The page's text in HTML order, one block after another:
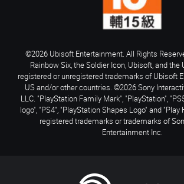
©2026 Ubisoft Entertainment. All Rights
Rainbow Six, the Soldier Icon, Ubisoft, and the
registered or unregistered trademarks of Ubisoft
US and/or other countries. ©2026 Sony
LLC. "PlayStation Family Mark", "PlayStation",
logo", "PS4", "PlayStation Shapes Logo" and
registered trademarks or trademarks of
Entertainment Inc.